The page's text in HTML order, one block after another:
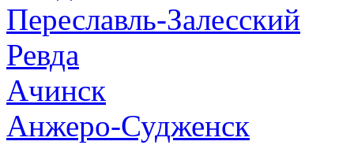
Переславль-Залесский
Ревда
Ачинск
Анжеро-Судженск